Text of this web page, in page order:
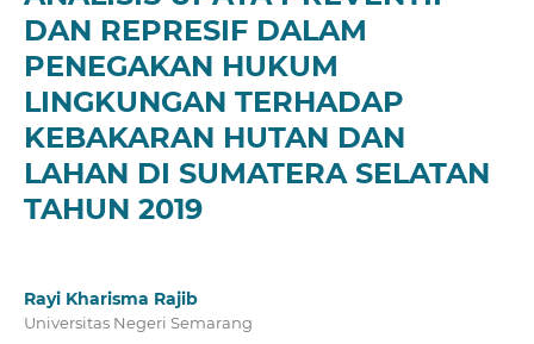
DAN REPRESIF DALAM
PENEGAKAN HUKUM
LINGKUNGAN TERHADAP
KEBAKARAN HUTAN DAN
LAHAN DI SUMATERA SELATAN
TAHUN 2019
Rayi Kharisma Rajib
Universitas Negeri Semarang